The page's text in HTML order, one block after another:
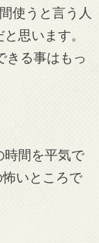
使うと言う人
思います。
きる事はもっ
時間を平気で
いところで